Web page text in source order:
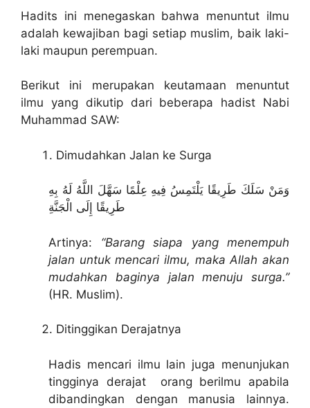
Hadits ini menegaskan bahwa menuntut ilmu
adalah kewajiban bagi setiap muslim, baik laki-
laki maupun perempuan.
Berikut ini merupakan keutamaan menuntut
ilmu yang dikutip dari beberapa hadist Nabi
Muhammad SAW:
Dimudahkan Jalan ke Surga
وَمَنْ سَلَكَ طَرِيقًا يَلْتَمِسُ فِيهِ عِلْمًا سَهَّلَ اللَّهُ لَهُ بِهِ
طَرِيقًا إِلَى الْجَنَّةِ
Artinya: “Barang siapa yang menempuh
jalan untuk mencari ilmu, maka Allah akan
mudahkan baginya jalan menuju surga.”
(HR. Muslim).
Ditinggikan Derajatnya
Hadis mencari ilmu lain juga menunjukan
tingginya derajat orang berilmu apabila
dibandingkan dengan manusia lainnya.